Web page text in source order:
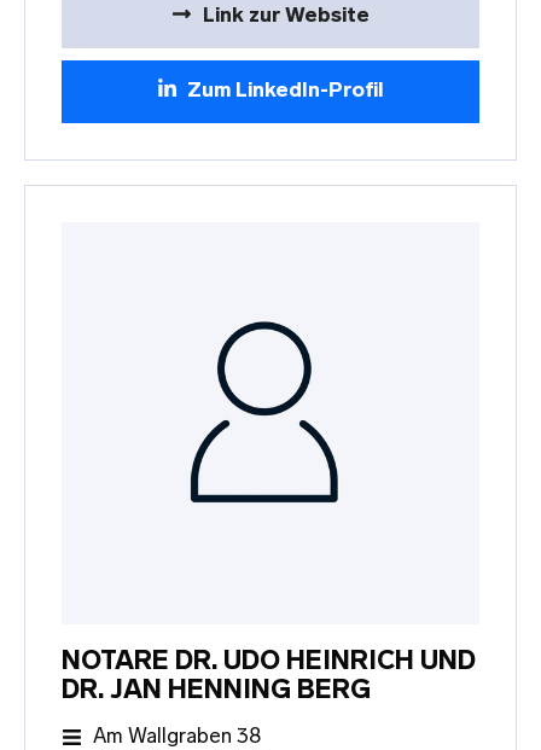
Link zur Website
Zum LinkedIn-Profil
NOTARE DR. UDO HEINRICH UND
DR. JAN HENNING BERG
Am Wallgraben 38